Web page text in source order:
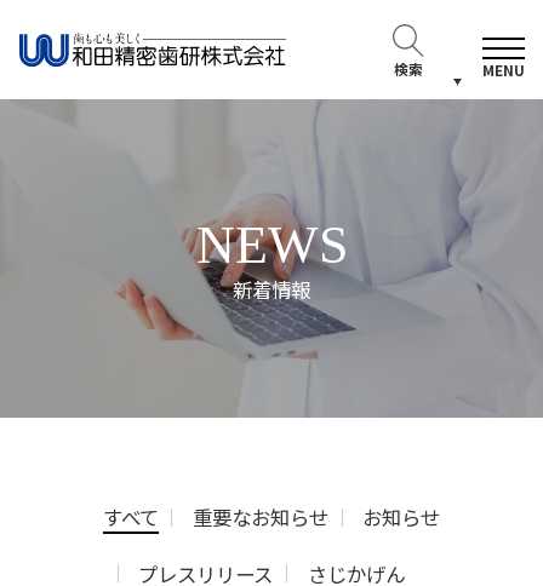
検索 MENU
NEWS
新着情報
すべて 重要なお知らせ
お知らせ
プレスリリース
さじかげん